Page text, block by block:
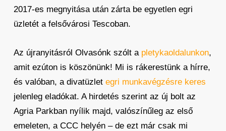
2017-es megnyitása után zárta be egyetlen egri
üzletét a felsővárosi Tescoban.
Az újranyitásról Olvasónk szólt a pletykaoldalunkon,
amit ezúton is köszönünk! Mi is rákerestünk a hírre,
és valóban, a divatüzlet egri munkavégzésre keres
jelenleg eladókat. A hirdetés szerint az új bolt az
Agria Parkban nyílik majd, valószínűleg az első
emeleten, a CCC helyén – de ezt már csak mi